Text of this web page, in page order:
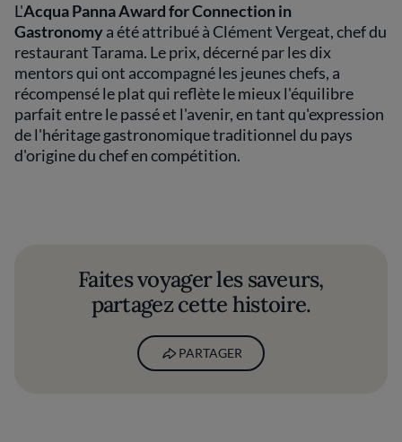
L'Acqua Panna Award for Connection in
Gastronomya été attribué à Clément Vergeat, chef du
restaurant Tarama. Le prix, décerné par les dix
mentors qui ont accompagné les jeunes chefs, a
récompensé le plat qui reflète le mieux l'équilibre
parfait entre le passé et l'avenir, en tant qu'expression
de l'héritage gastronomique traditionnel du pays
d'origine du chef en compétition.
Faites voyager les saveurs,
partagez cette histoire.
PARTAGER